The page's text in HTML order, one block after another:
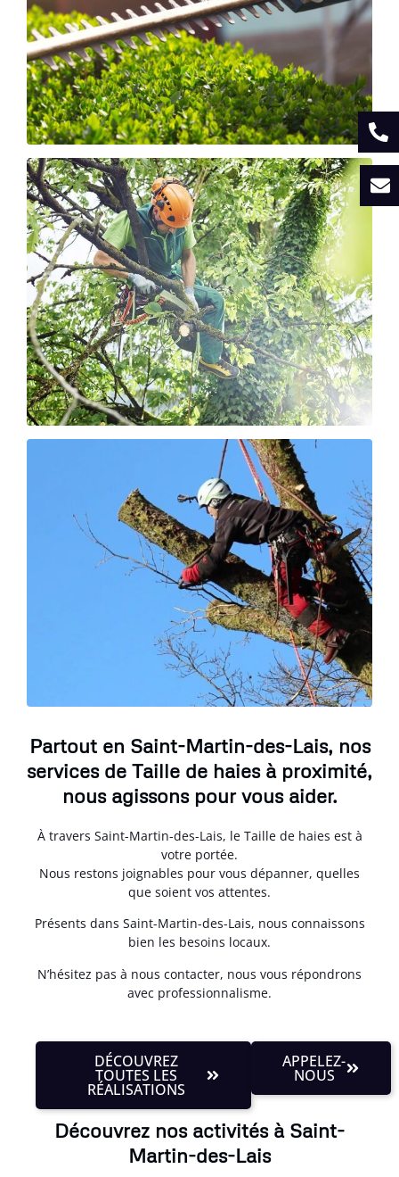
Partout en Saint-Martin-des-Lais, nos
services de Taille de haies à proximité,
nous agissons pour vous aider.
À travers Saint-Martin-des-Lais, le Taille de haies est à
votre portée.
Nous restons joignables pour vous dépanner, quelles
que soient vos attentes.
Présents dans Saint-Martin-des-Lais, nous connaissons
bien les besoins locaux.
N’hésitez pas à nous contacter, nous vous répondrons
avec professionnalisme.
DÉCOUVREZ
TOUTES LES
RÉALISATIONS
APPELEZ-
NOUS
Découvrez nos activités à Saint-
Martin-des-Lais